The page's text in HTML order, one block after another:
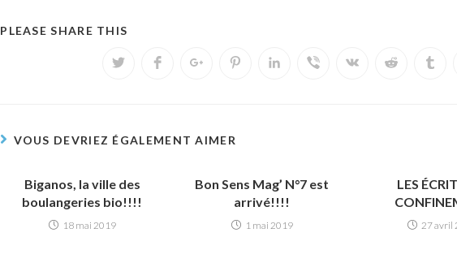
PLEASE SHARE THIS
VOUS DEVRIEZ ÉGALEMENT AIMER
Biganos, la ville des
boulangeries bio!!!!
18 mai 2019
Bon Sens Mag’ N°7 est
arrivé!!!!
1 mai 2019
LES
27 avril